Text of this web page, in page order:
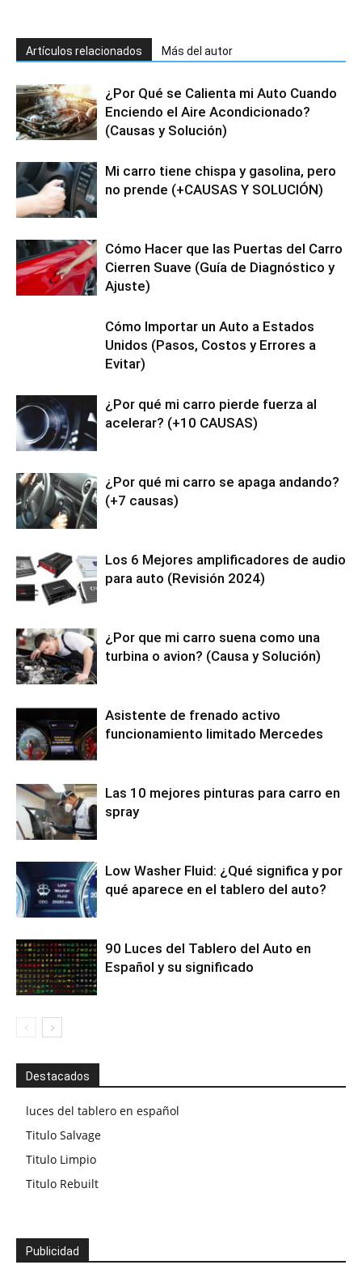
Artículos relacionados Más del autor
¿Por Qué se Calienta mi Auto Cuando
Enciendo el Aire Acondicionado?
(Causas y Solución)
Mi carro tiene chispa y gasolina, pero
no prende (+CAUSAS Y SOLUCIÓN)
Cómo Hacer que las Puertas del Carro
Cierren Suave (Guía de Diagnóstico y
Ajuste)
Cómo Importar un Auto a Estados
Unidos (Pasos, Costos y Errores a
Evitar)
¿Por qué mi carro pierde fuerza al
acelerar? (+10 CAUSAS)
¿Por qué mi carro se apaga andando?
(+7 causas)
Los 6 Mejores amplificadores de audio
para auto (Revisión 2024)
¿Por que mi carro suena como una
turbina o avion? (Causa y Solución)
Asistente de frenado activo
funcionamiento limitado Mercedes
Las 10 mejores pinturas para carro en
spray
Low Washer Fluid: ¿Qué significa y por
qué aparece en el tablero del auto?
90 Luces del Tablero del Auto en
Español y su significado
Destacados
luces del tablero en español
Titulo Salvage
Titulo Limpio
Titulo Rebuilt
Publicidad